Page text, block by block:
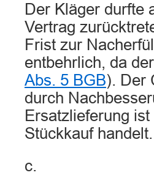
Der Kläger durfte
Vertrag
Frist zur
entbehrlich, da
Abs. 5 BGB). Der
durch
Ersatzlieferung
Stückkauf handelt.
c.